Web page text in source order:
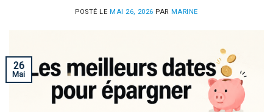
POSTÉ LEMAI 26, 2026 PAR MARINE
26
Mai